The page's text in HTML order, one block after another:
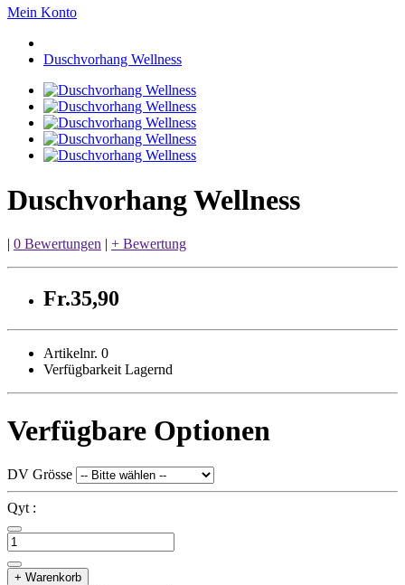
Mein Konto
Duschvorhang Wellness
Duschvorhang Wellness
| 0 Bewertungen | + Bewertung
Fr.35,90
Artikelnr. 0
Verfügbarkeit Lagernd
Verfügbare Optionen
DV Grösse
Qyt :
+ Warenkorb